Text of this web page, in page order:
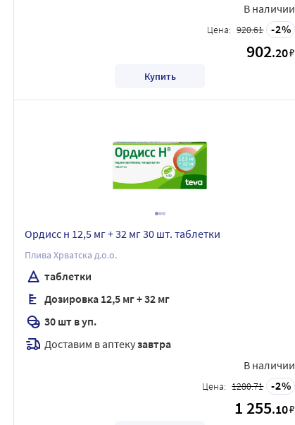
В наличии
Цена: 920.61 2
902.20₽
Купить
Ордисс н 12,5 мг + 32 мг 30 шт. таблетки
Плива Хрватска д.о.о.
таблетки
Дозировка 12,5 мг + 32 мг
30 шт в уп.
Доставим в аптекузавтра
В наличии
Цена: 1280.71 2
1 255.10₽